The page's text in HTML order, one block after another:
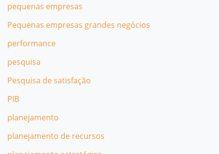
pequenas empresas
Pequenas empresas grandes negócios
performance
pesquisa
Pesquisa de satisfação
PIB
planejamento
planejamento de recursos